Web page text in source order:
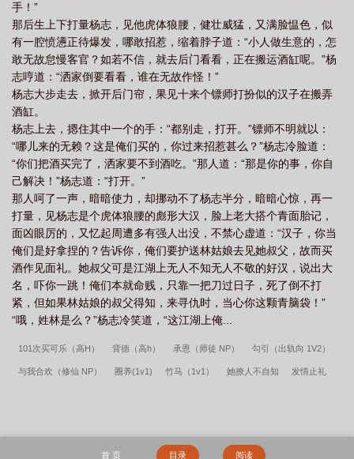
手！”
那后生上下打量杨志，见他虎体狼腰，健壮威猛，又满脸愠色，似
有一腔愤懑正待爆发，哪敢招惹，缩着脖子道：“小人做生意的，怎
敢无故怠慢客官？如若不信，就去后门看看，正在搬运酒缸呢。”杨
志哼道：“洒家倒要看看，谁在无故作怪！”
杨志大步走去，掀开后门帘，果见十来个镖师打扮似的汉子在搬弄
酒缸。
杨志上去，摁住其中一个的手：“都别走，打开。”镖师不明就以：
“哪儿来的无赖？这是俺们买的，你过来招惹甚么？”杨志冷脸道：
“你们把酒买完了，洒家要不到酒吃。”那人道：“那是你的事，你自
己解决！”杨志道：“打开。”
那人呵了一声，暗暗使力，却挪动不了杨志半分，暗暗心惊，再一
打量，见杨志是个虎体狼腰的彪形大汉，脸上老大搭个青面胎记，
面凶眼厉的，又忆起周遭多有强人出没，不禁心虚道：“汉子，你当
俺们是好拿捏的？告诉你，俺们要护送林姑娘去见她叔父，故而买
酒作见面礼。她叔父可是江湖上无人不知无人不敬的好汉，说出大
名，吓你一跳！俺们本就命贱，只靠一把刀过日子，死了倒不打
紧，但如果林姑娘的叔父得知，来寻仇时，当心你这颗青脑袋！”
“哦，姓林是么？”杨志冷笑道，“这江湖上俺...
101次买可乐（高H） 背德（高h） 承恩（师徒 NP） 勾引（出轨向 1V2）
与我合欢（修仙 NP） 圈养(1v1) 竹马（1v1） 她撩人不自知 发情止礼
首 页 目录 阅读